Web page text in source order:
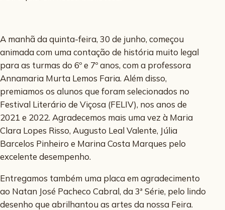
A manhã da quinta-feira, 30 de junho, começou
animada com uma contação de história muito legal
para as turmas do 6º e 7º anos, com a professora
Annamaria Murta Lemos Faria. Além disso,
premiamos os alunos que foram selecionados no
Festival Literário de Viçosa (FELIV), nos anos de
2021 e 2022. Agradecemos mais uma vez à Maria
Clara Lopes Risso, Augusto Leal Valente, Júlia
Barcelos Pinheiro e Marina Costa Marques pelo
excelente desempenho.
Entregamos também uma placa em agradecimento
ao Natan José Pacheco Cabral, da 3ª Série, pelo lindo
desenho que abrilhantou as artes da nossa Feira.